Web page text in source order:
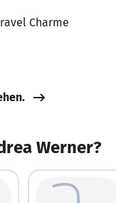
Charme
Werner?